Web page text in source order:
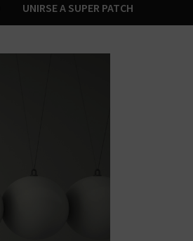
UNIRSE A SUPER PATCH